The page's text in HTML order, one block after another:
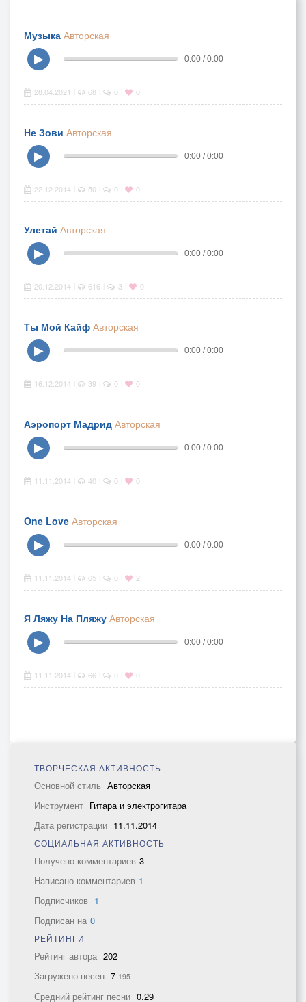
Музыка Авторская
▶
0:00 / 0:00
28.04.2021 68 0 0
Не Зови Авторская
▶
0:00 / 0:00
22.12.2014 50 0 0
Улетай Авторская
▶
0:00 / 0:00
20.12.2014 616 3 0
Ты Мой Кайф Авторская
▶
0:00 / 0:00
16.12.2014 39 0 0
Аэропорт Мадрид Авторская
▶
0:00 / 0:00
11.11.2014 40 0 0
One Love Авторская
▶
0:00 / 0:00
11.11.2014 65 0 2
Я Ляжу На Пляжу Авторская
▶
0:00 / 0:00
11.11.2014 66 0 0
ТВОРЧЕСКАЯ АКТИВНОСТЬ
Основной стиль Авторская
Инструмент Гитара и электрогитара
Дата регистрации 11.11.2014
СОЦИАЛЬНАЯ АКТИВНОСТЬ
Получено комментариев 3
Написано комментариев 1
Подписчиков 1
Подписан на 0
РЕЙТИНГИ
Рейтинг автора 202
Загружено песен 7 195
Средний рейтинг песни 0.29